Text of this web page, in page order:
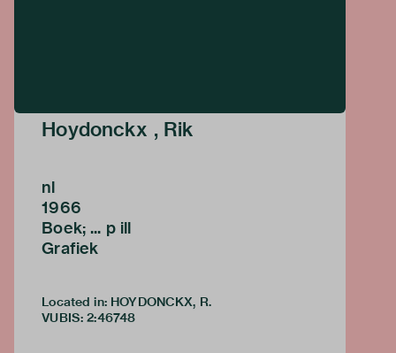
Hoydonckx , Rik
nl
1966
Boek; ... p ill
Grafiek
Located in: HOYDONCKX, R.
VUBIS: 2:46748